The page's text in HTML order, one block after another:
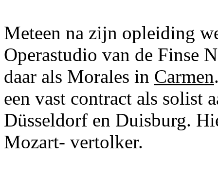
Meteen na zijn opleiding
Operastudio van de Finse
daar als Morales in Carmen
een vast contract als solist
Düsseldorf en Duisburg.
Mozart- vertolker.